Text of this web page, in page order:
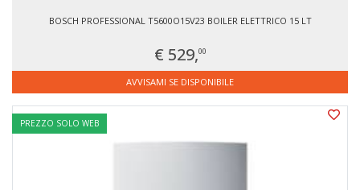
BOSCH PROFESSIONAL T5600O15V23 BOILER ELETTRICO 15 LT
€ 529,00
AVVISAMI SE DISPONIBILE
PREZZO SOLO WEB